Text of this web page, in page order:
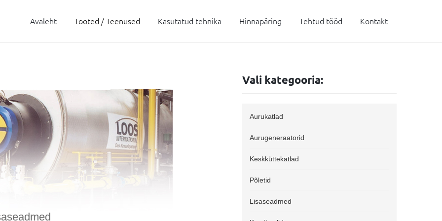
Avaleht Tooted / Teenused Kasutatud tehnika Hinnapäring Tehtud tööd Kontakt
Vali kategooria:
Aurukatlad
Aurugeneraatorid
Keskküttekatlad
Põletid
Lisaseadmed